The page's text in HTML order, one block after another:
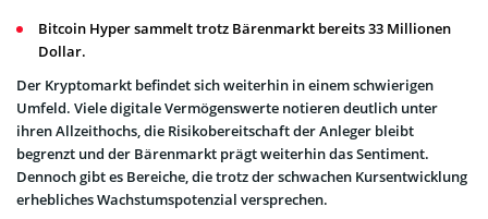
Bitcoin Hyper sammelt trotz Bärenmarkt bereits 33 Millionen
Dollar.
Der Kryptomarkt befindet sich weiterhin in einem schwierigen
Umfeld. Viele digitale Vermögenswerte notieren deutlich unter
ihren Allzeithochs, die Risikobereitschaft der Anleger bleibt
begrenzt und der Bärenmarkt prägt weiterhin das Sentiment.
Dennoch gibt es Bereiche, die trotz der schwachen Kursentwicklung
erhebliches Wachstumspotenzial versprechen.